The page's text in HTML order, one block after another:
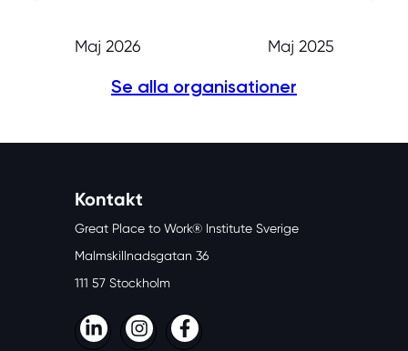
Maj 2026 Maj 2025
Se alla organisationer
Kontakt
Great Place to Work® Institute Sverige
Malmskillnadsgatan 36
111 57 Stockholm